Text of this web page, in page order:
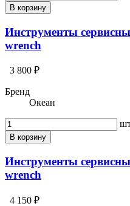
В корзину
Инструменты
wrench
3 800 ₽
Бренд
Океан
В корзину
Инструменты
wrench
4 150 ₽